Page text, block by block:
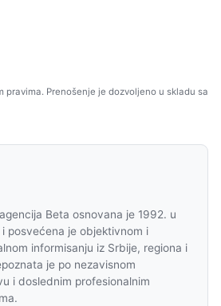
pravima. Prenošenje je dozvoljeno u skladu sa
Beta osnovana je 1992. u
i posvećena je objektivnom i
informisanju iz Srbije, regiona i
je po nezavisnom
i doslednim profesionalnim